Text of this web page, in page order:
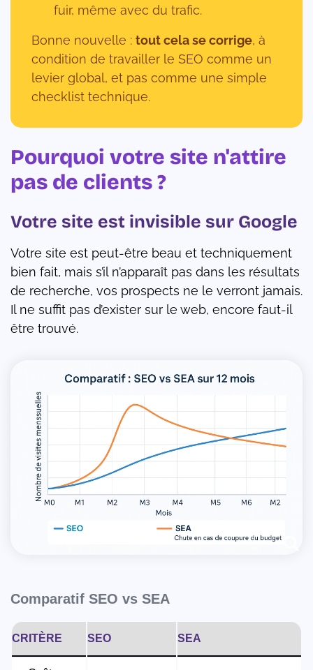
fuir, même avec du trafic.
Bonne nouvelle : tout cela se corrige, à
condition de travailler le SEO comme un
levier global, et pas comme une simple
checklist technique.
Pourquoi votre site n'attire
pas de clients ?
Votre site est invisible sur Google
Votre site est peut-être beau et techniquement
bien fait, mais s’il n’apparaît pas dans les résultats
de recherche, vos prospects ne le verront jamais.
Il ne suffit pas d’exister sur le web, encore faut-il
être trouvé.
Comparatif SEO vs SEA
CRITÈRE SEO SEA